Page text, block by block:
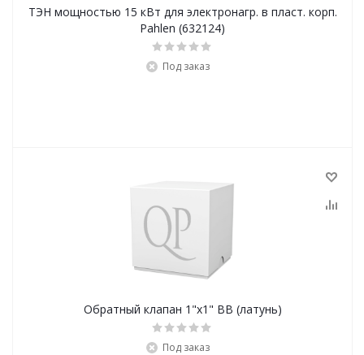
ТЭН мощностью 15 кВт для электронагр. в пласт. корп.
Pahlen (632124)
Под заказ
Обратный клапан 1"х1" ВВ (латунь)
Под заказ